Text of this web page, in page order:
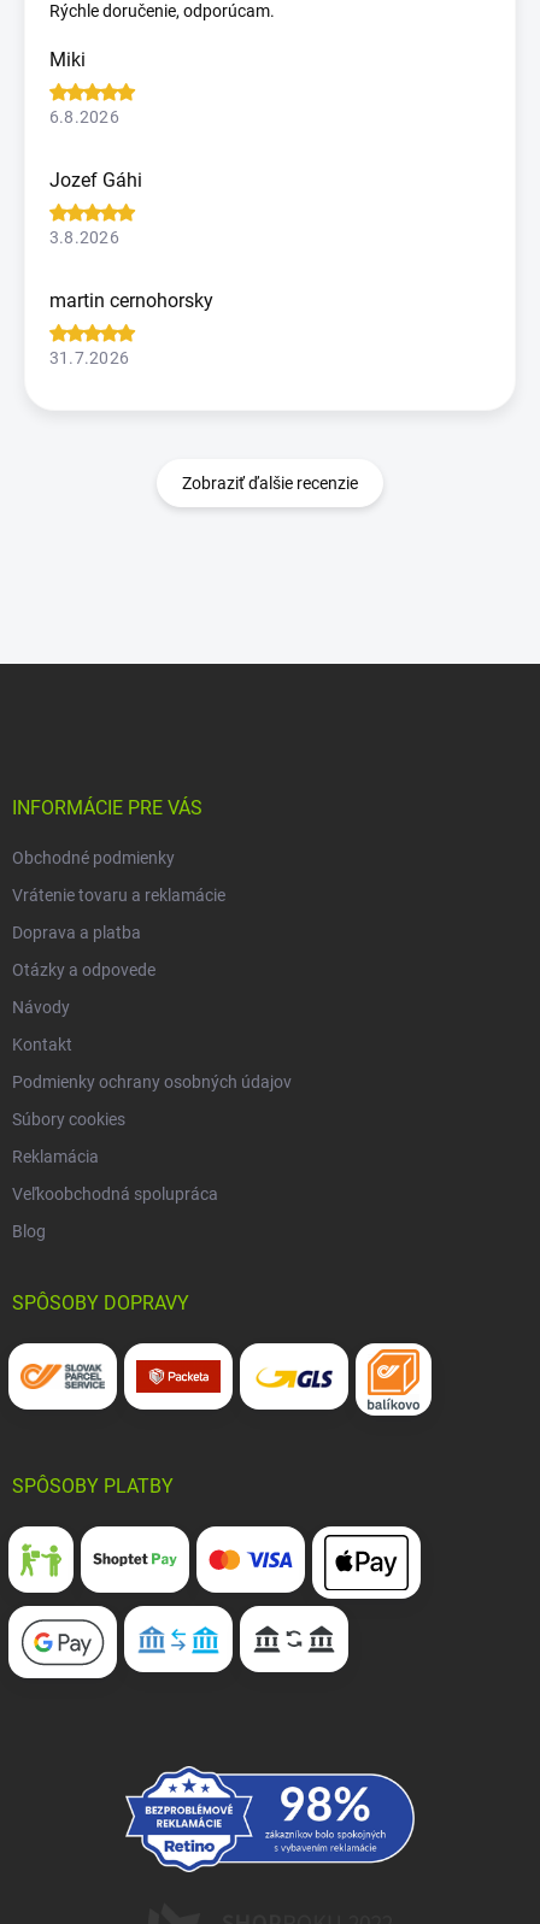
Rýchle doručenie, odporúcam.
Miki
6.8.2026
Jozef Gáhi
3.8.2026
martin cernohorsky
31.7.2026
Zobraziť ďalšie recenzie
INFORMÁCIE PRE VÁS
Obchodné podmienky
Vrátenie tovaru a reklamácie
Doprava a platba
Otázky a odpovede
Návody
Kontakt
Podmienky ochrany osobných údajov
Súbory cookies
Reklamácia
Veľkoobchodná spolupráca
Blog
SPÔSOBY DOPRAVY
SPÔSOBY PLATBY